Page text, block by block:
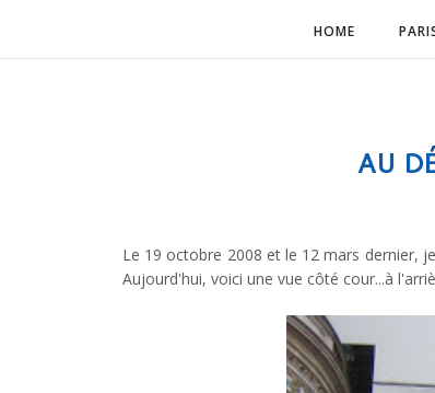
HOME
AU
Le 19 octobre 2008 et le 12 mars dernier,
Aujourd'hui, voici une vue côté cour...à